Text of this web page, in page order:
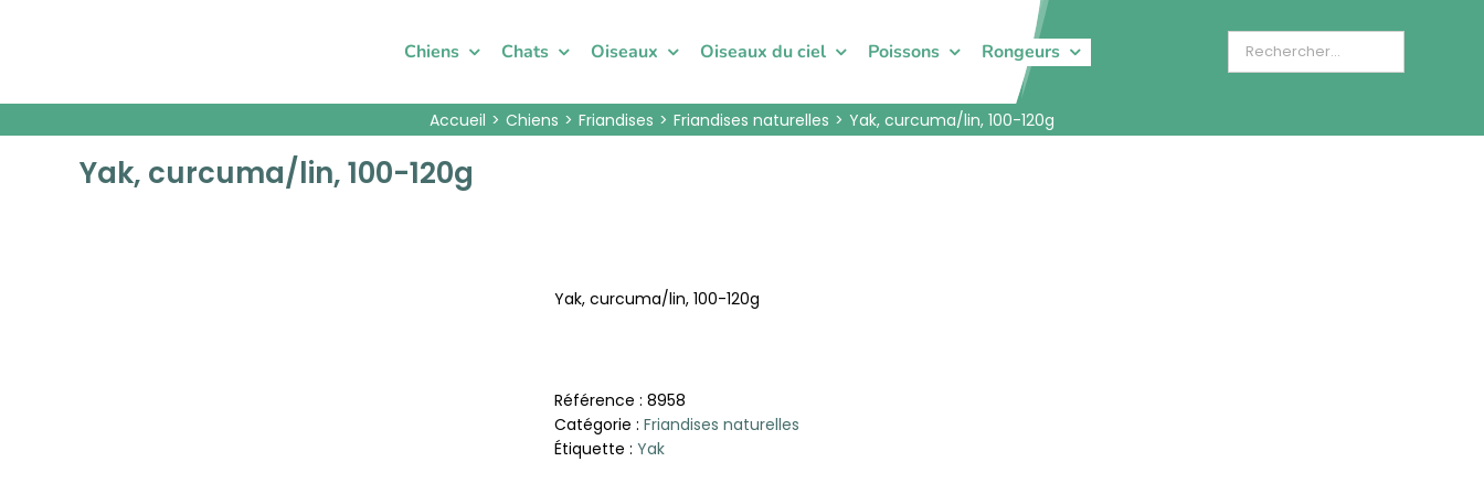
Chiens Chats Oiseaux Oiseaux du ciel Poissons Rongeurs
Accueil Chiens Friandises Friandises naturelles Yak, curcuma/lin, 100-120g
Yak, curcuma/lin, 100-120g
Yak, curcuma/lin, 100-120g
Référence : 8958
Catégorie : Friandises naturelles
Étiquette : Yak